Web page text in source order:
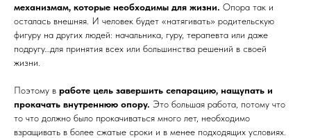
механизмам, которые необходимы для жизни. Опора так и
осталась внешняя. И человек будет «натягивать» родительскую
фигуру на других людей: начальника, гуру, терапевта или даже
подругу…для принятия всех или большинства решений в своей
жизни.
Поэтому в работе цель завершить сепарацию, нащупать и
прокачать внутреннюю опору. Это большая работа, потому что
то что должно было прокачиваться много лет, необходимо
взращивать в более сжатые сроки и в менее подходящих условиях.